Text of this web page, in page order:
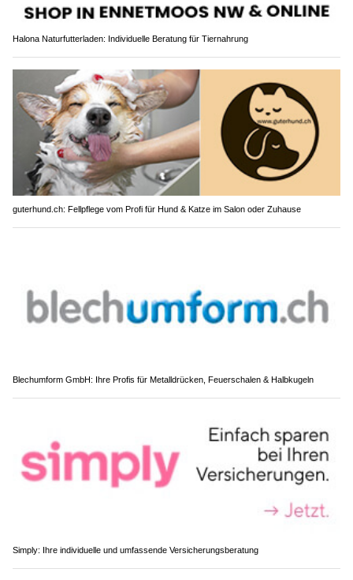
Halona Naturfutterladen: Individuelle Beratung für Tiernahrung
guterhund.ch: Fellpflege vom Profi für Hund & Katze im Salon oder Zuhause
Blechumform GmbH: Ihre Profis für Metalldrücken, Feuerschalen & Halbkugeln
Simply: Ihre individuelle und umfassende Versicherungsberatung